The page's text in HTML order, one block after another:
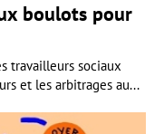
boulots pour
travailleurs sociaux
et les arbitrages au...